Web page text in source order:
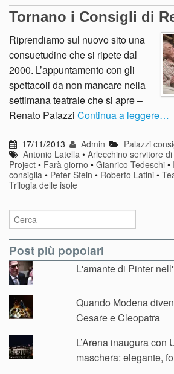
Tornano i Consigli di
Riprendiamo sul nuovo sito una
consuetudine che si ripete dal
2000. L’appuntamento con gli
spettacoli da non mancare nella
settimana teatrale che si apre –
Renato Palazzi Continua a leggere…
17/11/2013 Admin Palazzi
Antonio Latella •Arlecchino servitore
Project • Farà giorno • Gianrico Tedeschi •
consiglia • Peter Stein • Roberto Latini •
Trilogia delle isole
Post più popolari
L'amante di Pinter
Quando Modena
Cesare e Cleopatra
L’Arena inaugura con
maschera: elegante,